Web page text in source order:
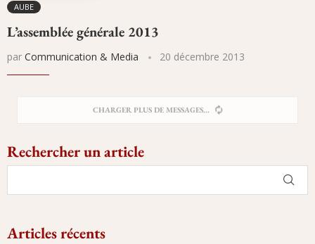
AUBE
L’assemblée générale 2013
par Communication & Media 20 décembre 2013
DÉSOLÉ, IL N'Y A PLUS DE MESSAGES
Rechercher un article
Articles récents